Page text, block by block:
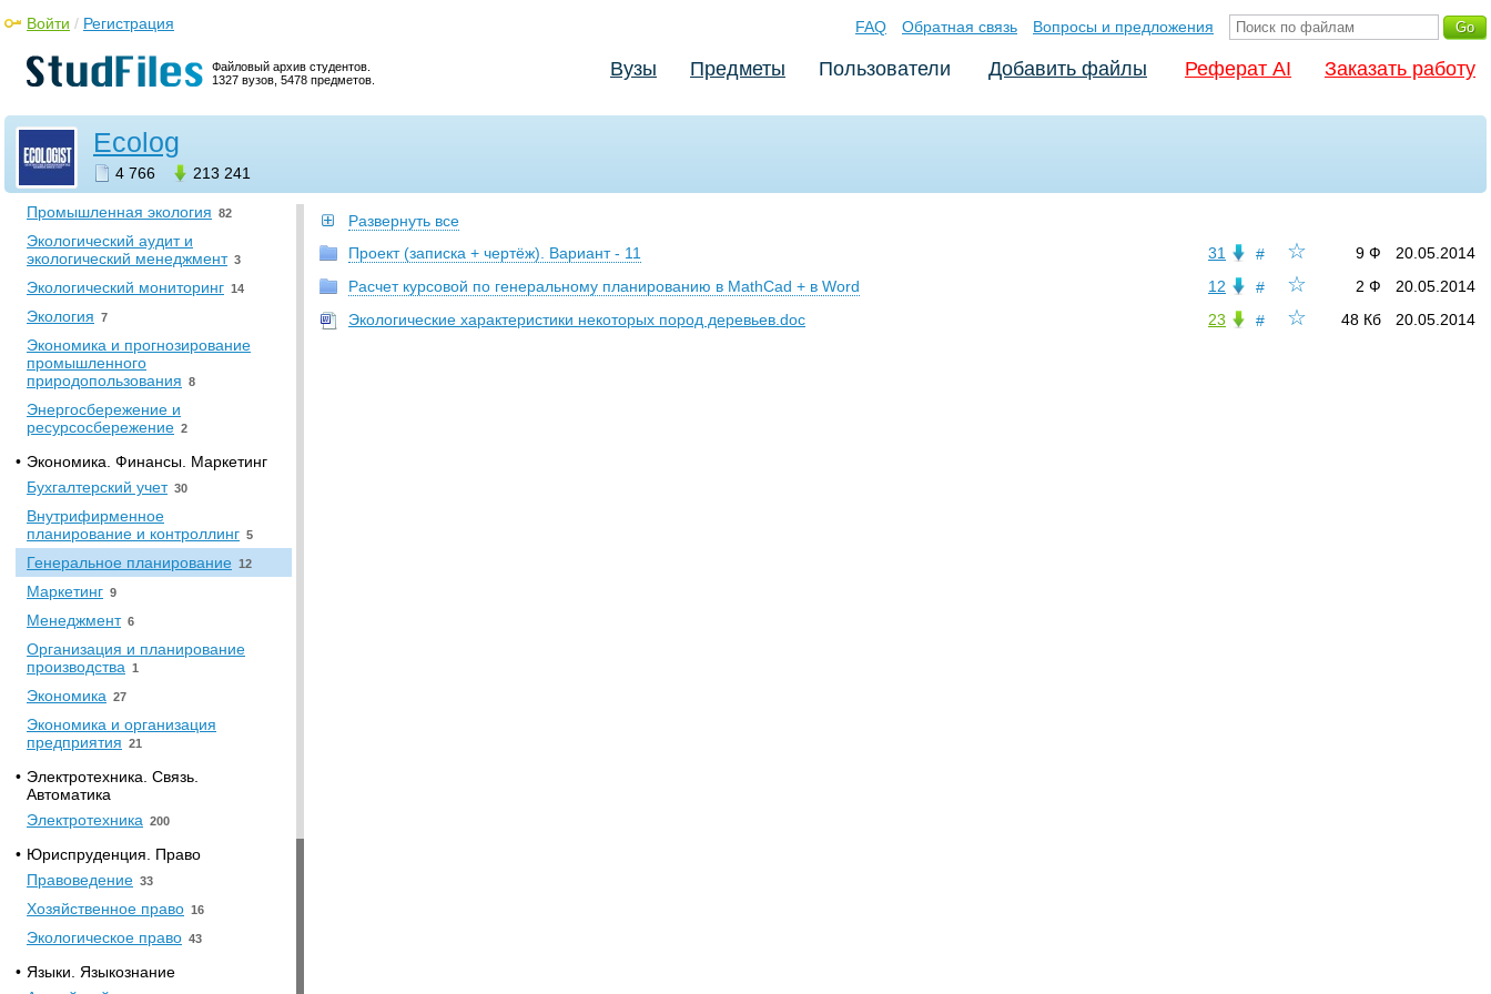
Файловый архив студентов.
1327 вузов, 5478 предметов.
Войти / Регистрация FAQ Обратная связь Вопросы и предложения
Вузы Предметы Пользователи Добавить файлы Реферат AI Заказать работу
Ecolog
4 766 213 241
химической технологии
615
Химия 140
Оценка воздействия на
окружающую среду и
экологическая экспертиза
Промышленная экология 82
Экологический аудит и
экологический менеджмент 3
Экологический мониторинг 14
Экология 7
Экономика и прогнозирование
промышленного
природопользования 8
Энергосбережение и
ресурсосбережение 2
• Экономика. Финансы. Маркетинг
Бухгалтерский учет 30
Внутрифирменное
планирование и контроллинг 5
Генеральное планирование 12
Маркетинг 9
Менеджмент 6
Организация и планирование
производства 1
Экономика 27
Экономика и организация
предприятия 21
• Электротехника. Связь.
Автоматика
Электротехника 200
• Юриспруденция. Право
Правоведение 33
Хозяйственное право 16
Экологическое право 43
• Языки. Языкознание
Развернуть все
☆
# 20.05.2014
9 Ф
31
Проект (записка + чертёж). Вариант - 11
☆
# 20.05.2014
2 Ф
12
Расчет курсовой по генеральному планированию в MathCad + в Word
☆
# 20.05.2014
48 Кб
23
Экологические характеристики некоторых пород деревьев.doc